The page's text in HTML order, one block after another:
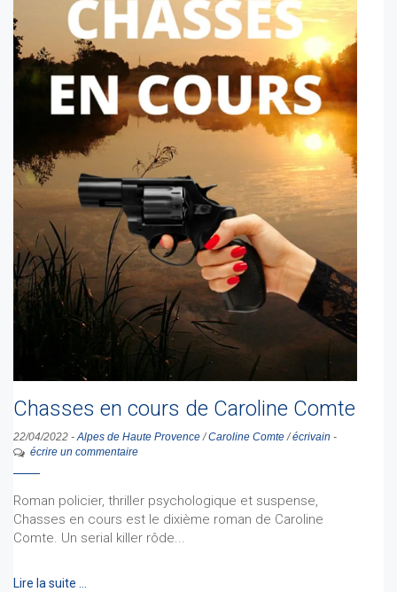
Chasses en cours de Caroline Comte
22/04/2022 - Alpes de Haute Provence /Caroline Comte /écrivain -
écrire un commentaire
Roman policier, thriller psychologique et suspense,
Chasses en cours est le dixième roman de Caroline
Comte. Un serial killer rôde...
Lire la suite …